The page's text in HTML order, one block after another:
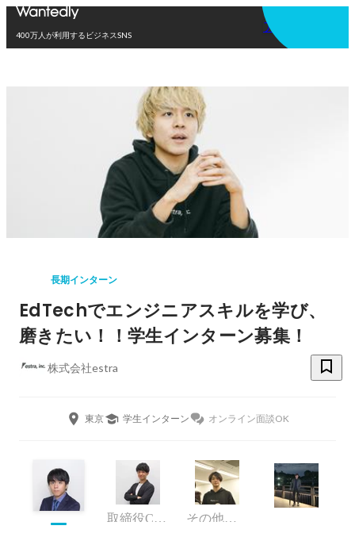
400万人が利用するビジネスSNS
アプリを使う
長期インターン
EdTechでエンジニアスキルを学び、
磨きたい！！学生インターン募集！
株式会社estra
東京 学生インターン オンライン面談OK
取締役COO その他エンジニア